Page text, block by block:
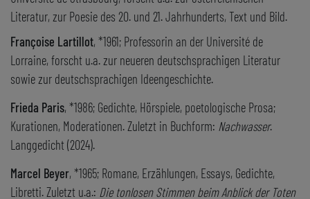
Literatur, zur Poesie des 20. und 21. Jahrhunderts, Text und Bild.
Françoise Lartillot, *1961; Professorin an der Université de
Lorraine, forscht u.a. zur neueren deutschsprachigen Literatur
sowie zur deutschsprachigen Ideengeschichte.
Frieda Paris, *1986; Gedichte, Hörspiele, poetologische Prosa;
Kurationen, Moderationen. Zuletzt in Buchform: Nachwasser.
Langgedicht (2024).
Marcel Beyer, *1965; Romane, Erzählungen, Essays, Gedichte,
Libretti. Zuletzt u.a.: Die tonlosen Stimmen beim Anblick der Toten